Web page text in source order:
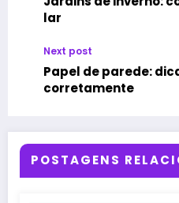
lar
Next post
Papel de parede:
corretamente
POSTAGENS